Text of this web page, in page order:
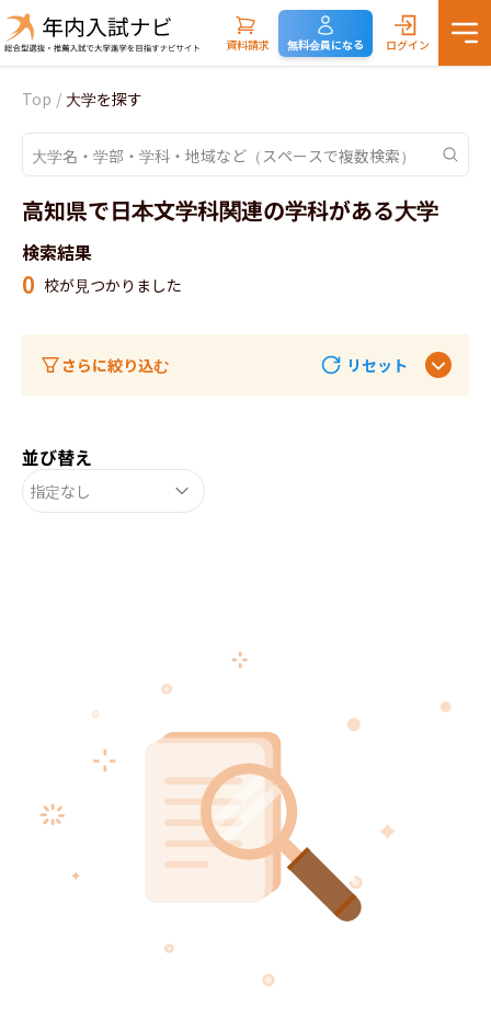
資料請求 無料会員になる ログイン
Top / 大学を探す
高知県で日本文学科関連の学科がある大学
検索結果
0 校が見つかりました
さらに絞り込む リセット
並び替え
指定なし